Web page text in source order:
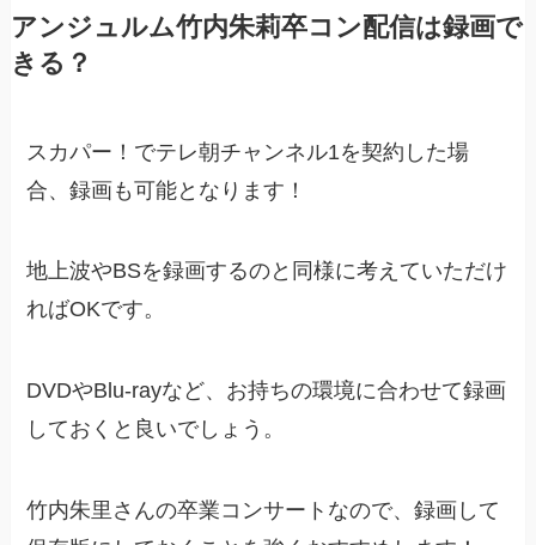
アンジュルム竹内朱莉卒コン配信は録画で
きる？
スカパー！でテレ朝チャンネル1を契約した場
合、録画も可能となります！
地上波やBSを録画するのと同様に考えていただけ
ればOKです。
DVDやBlu-rayなど、お持ちの環境に合わせて録画
しておくと良いでしょう。
竹内朱里さんの卒業コンサートなので、録画して